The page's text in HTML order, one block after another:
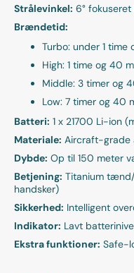
Strålevinkel: 6°
Brændetid:
Turbo: under 1
High: 1 time og 40
Middle: 3 timer og
Low: 7 timer og 40
Batteri: 1 x 21700 Li-ion
Materiale: Aircraft-grade
Dybde: Op til 150 meter
Betjening: Titanium
handsker)
Sikkerhed: Intelligent
Indikator: Lavt
Ekstra funktioner: Safe-